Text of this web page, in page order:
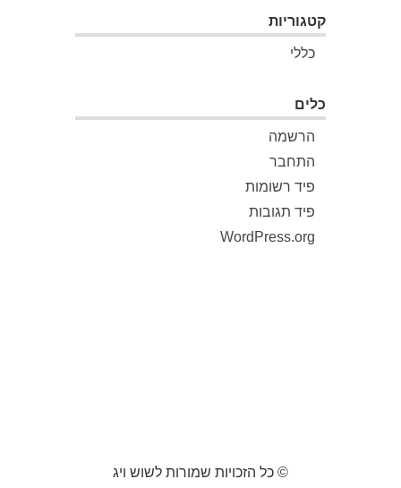
קטגוריות
כללי
כלים
הרשמה
התחבר
פיד רשומות
פיד תגובות
WordPress.org
© כל הזכויות שמורות לשוש ויג